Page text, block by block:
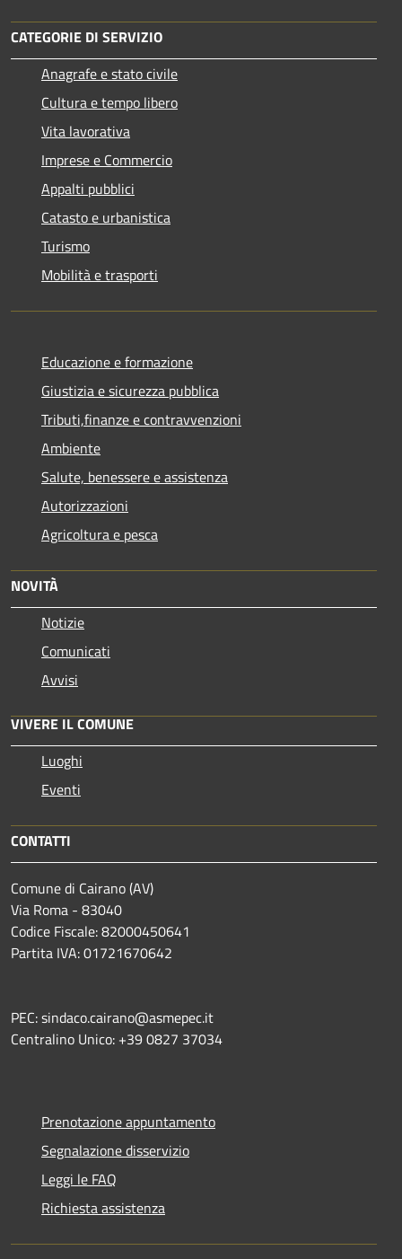
CATEGORIE DI SERVIZIO
Anagrafe e stato civile
Cultura e tempo libero
Vita lavorativa
Imprese e Commercio
Appalti pubblici
Catasto e urbanistica
Turismo
Mobilità e trasporti
Educazione e formazione
Giustizia e sicurezza pubblica
Tributi,finanze e contravvenzioni
Ambiente
Salute, benessere e assistenza
Autorizzazioni
Agricoltura e pesca
NOVITÀ
Notizie
Comunicati
Avvisi
VIVERE IL COMUNE
Luoghi
Eventi
CONTATTI
Comune di Cairano (AV)
Via Roma - 83040
Codice Fiscale: 82000450641
Partita IVA: 01721670642
PEC: sindaco.cairano@asmepec.it
Centralino Unico: +39 0827 37034
Prenotazione appuntamento
Segnalazione disservizio
Leggi le FAQ
Richiesta assistenza